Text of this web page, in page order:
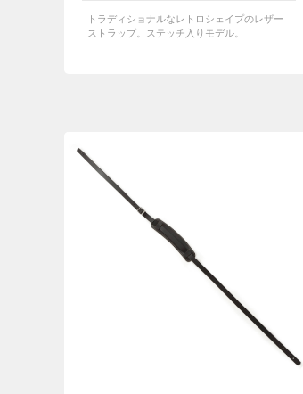
トラディショナルなレトロシェイプのレザー
ストラップ。ステッチ入りモデル。